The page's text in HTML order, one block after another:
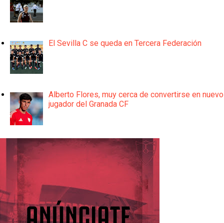
El Sevilla C se queda en Tercera Federación
Alberto Flores, muy cerca de convertirse en nuevo
jugador del Granada CF